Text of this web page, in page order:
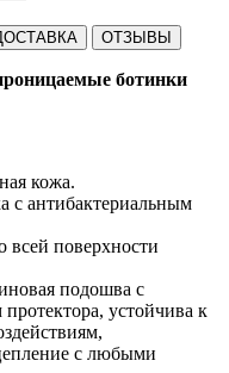
ОТЗЫВЫ
ботинки
кожа.
с антибактериальным
всей поверхности
подошва с
устойчива к
с любыми